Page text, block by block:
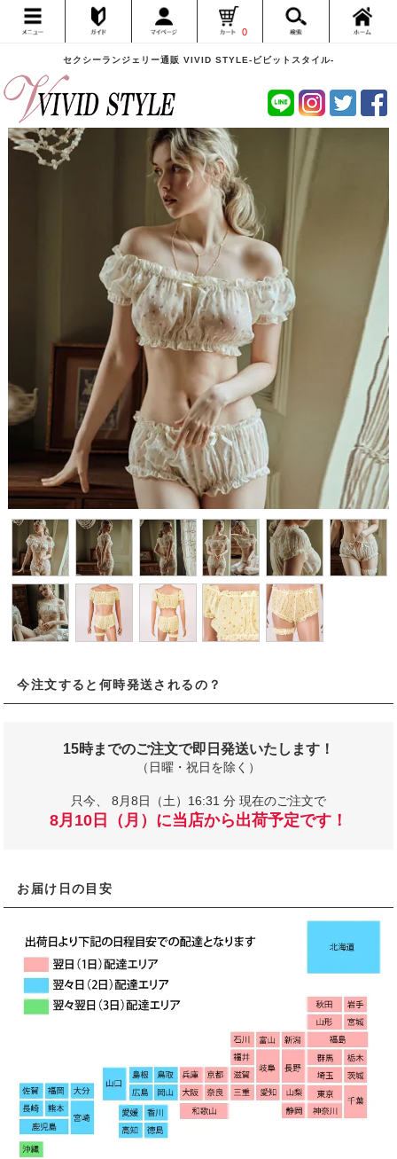
セクシーランジェリー通販 VIVID STYLE-ビビットスタイル-
0
今注文すると何時発送されるの？
15時までのご注文で即日発送いたします！
（日曜・祝日を除く）
只今、 8月8日（土）16:31 分 現在のご注文で
8月10日（月）に当店から出荷予定です！
お届け日の目安